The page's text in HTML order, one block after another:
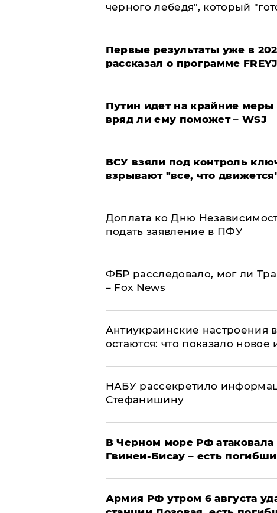
черного лебедя", который
Первые результаты уже в
рассказал о программе
Путин идет на крайние меры
вряд ли ему поможет – WSJ
ВСУ взяли под контроль
взрывают "все, что
Доплата ко Дню
подать заявление в ПФУ
ФБР расследовало, мог ли
– Fox News
Антиукраинские настроения
остаются: что показало новое
НАБУ рассекретило
Стефанишину
В Черном море РФ атаковала
Гвинеи-Бисау – есть
Армия РФ утром 6 августа